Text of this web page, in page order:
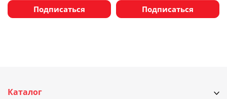
Подписаться Подписаться
Каталог